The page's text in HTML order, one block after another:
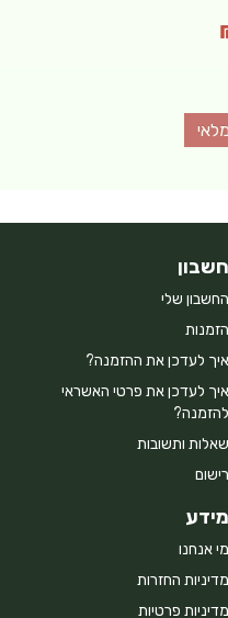
חשבון
החשבון שלי
הזמנות
איך לעדכן את ההזמנה?
איך לעדכן את פרטי האשראי
להזמנה?
שאלות ותשובות
רישום
מידע
מי אנחנו
מדיניות החזרות
מדיניות פרטיות